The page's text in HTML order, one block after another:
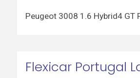
Peugeot 3008 1.6 Hybrid4 GT
Flexicar Portugal